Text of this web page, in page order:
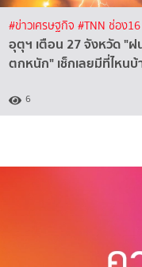
#ข่าวเศรษฐกิจ #TNN ช่อง16
อุตุฯ เตือน 27 จังหวัด "ฝ
ตกหนัก" เช็กเลยมีที่ไหนบ้
6